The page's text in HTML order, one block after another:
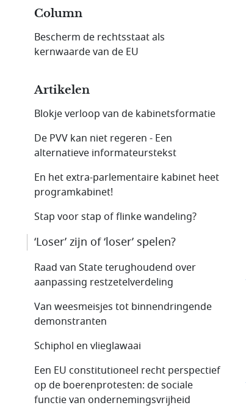
Column
Bescherm de rechtsstaat als
kernwaarde van de EU
Artikelen
Blokje verloop van de kabinetsformatie
De PVV kan niet regeren - Een
alternatieve informateurs­tekst
En het extra-parlementaire kabinet heet
program­kabinet!
Stap voor stap of flinke wandeling?
‘Loser’ zijn of ‘loser’ spelen?
Raad van State terughoudend over
aanpassing restzetel­verdeling
Van weesmeisjes tot binnendringende
demonstranten
Schiphol en vlieglawaai
Een EU constitutioneel recht perspectief
op de boerenprotesten: de sociale
functie van ondernemingsvrijheid